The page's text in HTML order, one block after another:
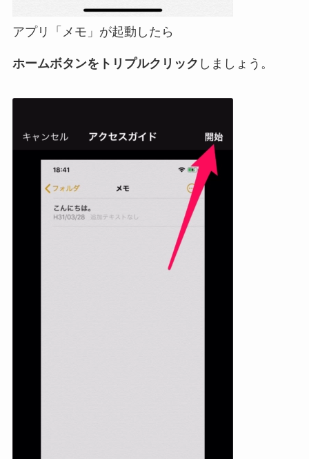
アプリ「メモ」が起動したら
ホームボタンをトリプルクリック しましょう。